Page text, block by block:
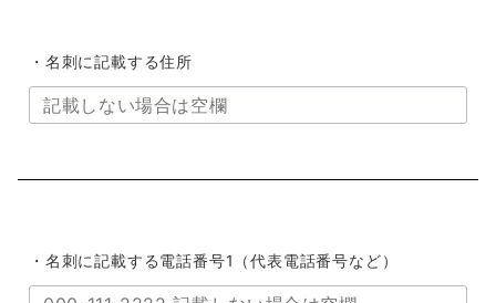
・名刺に記載する住所
・名刺に記載する電話番号1（代表電話番号など）